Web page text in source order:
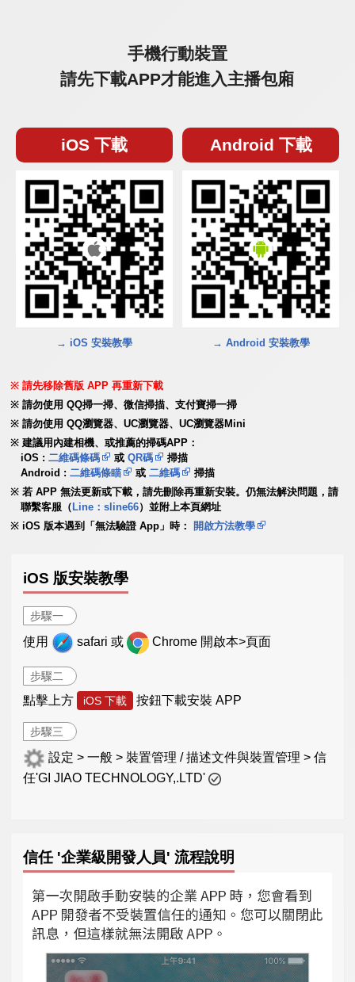
手機行動裝置
請先下載APP才能進入主播包廂
iOS 下載
→ iOS 安裝教學
Android 下載
→ Android 安裝教學
請先移除舊版 APP 再重新下載
請勿使用 QQ掃一掃、微信掃描、支付寶掃一掃
請勿使用 QQ瀏覽器、UC瀏覽器、UC瀏覽器Mini
建議用內建相機、或推薦的掃碼APP：
iOS :二維碼條碼 或QR碼
掃描
Android :二維碼條瞄 或二維碼
掃描
若 APP 無法更新或下載，請先刪除再重新安裝。仍無法解決問題，請
聯繫客服（ Line：sline66）並附上本頁網址
iOS 版本遇到「無法驗證 App」時：
開啟方法教學
iOS 版安裝教學
步驟一
使用 safari 或 Chrome 開啟本>頁面
步驟二
點擊上方 iOS 下載 按鈕下載安裝 APP
步驟三
設定 > 一般 > 裝置管理 / 描述文件與裝置管理 > 信
任'GI JIAO TECHNOLOGY,.LTD'
信任 '企業級開發人員' 流程說明